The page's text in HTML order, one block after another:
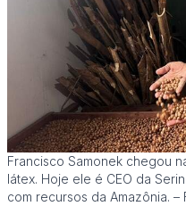
Francisco Samonek chegou
látex. Hoje ele é CEO da
com recursos da Amazônia. –